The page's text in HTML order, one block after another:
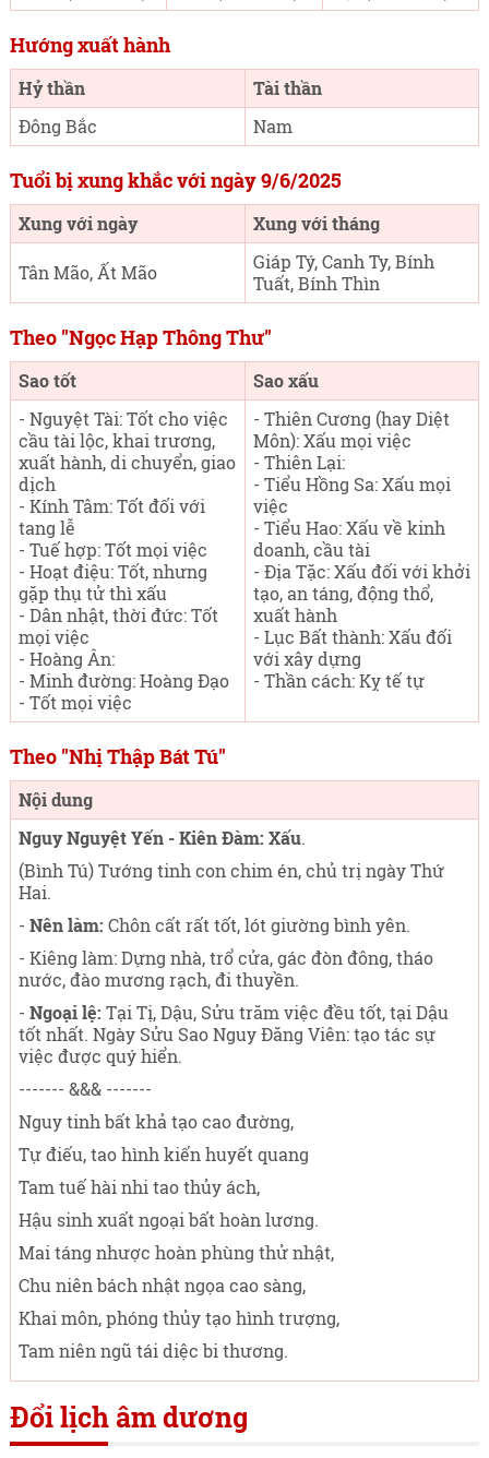
Hướng xuất hành
Hỷ thần
Tài thần
Đông Bắc
Nam
Tuổi bị xung khắc với ngày 9/6/2025
Xung với ngày Xung với tháng
Tân Mão, Ất Mão
Giáp Tý, Canh Ty, Bính
Tuất, Bính Thìn
Theo "Ngọc Hạp Thông Thư"
Sao tốt
Sao xấu
- Nguyệt Tài: Tốt cho việc
cầu tài lộc, khai trương,
xuất hành, di chuyển, giao
dịch
- Kính Tâm: Tốt đối với
tang lễ
- Tuế hợp: Tốt mọi việc
- Hoạt điệu: Tốt, nhưng
gặp thụ tử thì xấu
- Dân nhật, thời đức: Tốt
mọi việc
- Hoàng Ân:
- Minh đường: Hoàng Đạo
- Tốt mọi việc
- Thiên Cương (hay Diệt
Môn): Xấu mọi việc
- Thiên Lại:
- Tiểu Hồng Sa: Xấu mọi
việc
- Tiểu Hao: Xấu về kinh
doanh, cầu tài
- Địa Tặc: Xấu đối với khởi
tạo, an táng, động thổ,
xuất hành
- Lục Bất thành: Xấu đối
với xây dựng
- Thần cách: Kỵ tế tự
Theo "Nhị Thập Bát Tú"
Nội dung
Nguy Nguyệt Yến - Kiên Đàm: Xấu.
(Bình Tú) Tướng tinh con chim én, chủ trị ngày Thứ
Hai.
- Nên làm: Chôn cất rất tốt, lót giường bình yên.
- Kiêng làm: Dựng nhà, trổ cửa, gác đòn đông, tháo
nước, đào mương rạch, đi thuyền.
- Ngoại lệ: Tại Tị, Dậu, Sửu trăm việc đều tốt, tại Dậu
tốt nhất. Ngày Sửu Sao Nguy Đăng Viên: tạo tác sự
việc được quý hiển.
------- &&& -------
Nguy tinh bất khả tạo cao đường,
Tự điếu, tao hình kiến huyết quang
Tam tuế hài nhi tao thủy ách,
Hậu sinh xuất ngoại bất hoàn lương.
Mai táng nhược hoàn phùng thử nhật,
Chu niên bách nhật ngọa cao sàng,
Khai môn, phóng thủy tạo hình trượng,
Tam niên ngũ tái diệc bi thương.
Đổi lịch âm dương